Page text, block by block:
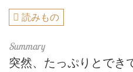
読みもの
突然、たっぷりとでき